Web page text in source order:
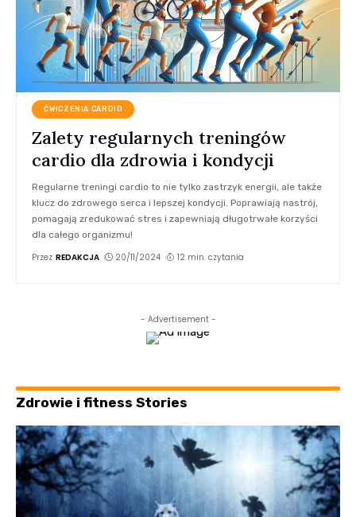
ĆWICZENIA CARDIO
Zalety regularnych treningów
cardio dla zdrowia i kondycji
Regularne treningi cardio to nie tylko zastrzyk energii, ale także
klucz do zdrowego serca i lepszej kondycji. Poprawiają nastrój,
pomagają zredukować stres i zapewniają długotrwałe korzyści
dla całego organizmu!
Przez REDAKCJA 20/11/2024 12 min. czytania
- Advertisement -
Zdrowie i fitness Stories